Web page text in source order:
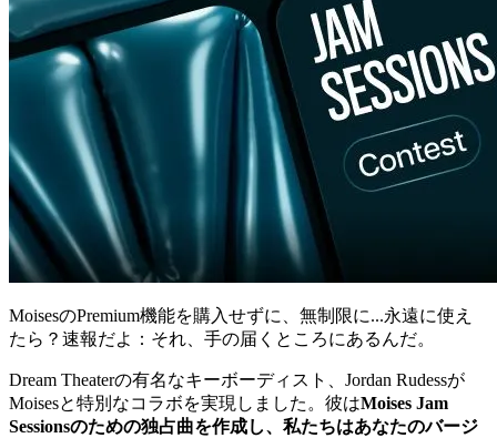
MoisesのPremium機能を購入せずに、無制限に...永遠に使え
たら？速報だよ：それ、手の届くところにあるんだ。
Dream Theaterの有名なキーボーディスト、Jordan Rudessが
Moisesと特別なコラボを実現しました。彼はMoises Jam
Sessionsのための独占曲を作成し、私たちはあなたのバージ